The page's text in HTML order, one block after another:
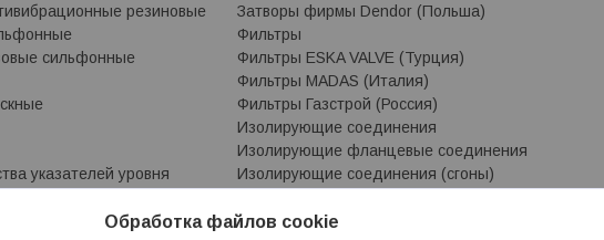
резиновые
сильфонные
указателей уровня
Затворы фирмы Dendor (Польша)
Фильтры
Фильтры ESKA VALVE (Турция)
Фильтры MADAS (Италия)
Фильтры Газстрой (Россия)
Изолирующие соединения
Изолирующие фланцевые соединения
Изолирующие соединения (сгоны)
Трубки кварцевые
Обработка файлов cookie